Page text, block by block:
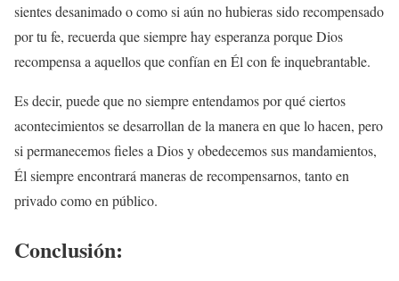
sientes desanimado o como si aún no hubieras sido recompensado
por tu fe, recuerda que siempre hay esperanza porque Dios
recompensa a aquellos que confían en Él con fe inquebrantable.
Es decir, puede que no siempre entendamos por qué ciertos
acontecimientos se desarrollan de la manera en que lo hacen, pero
si permanecemos fieles a Dios y obedecemos sus mandamientos,
Él siempre encontrará maneras de recompensarnos, tanto en
privado como en público.
Conclusión: